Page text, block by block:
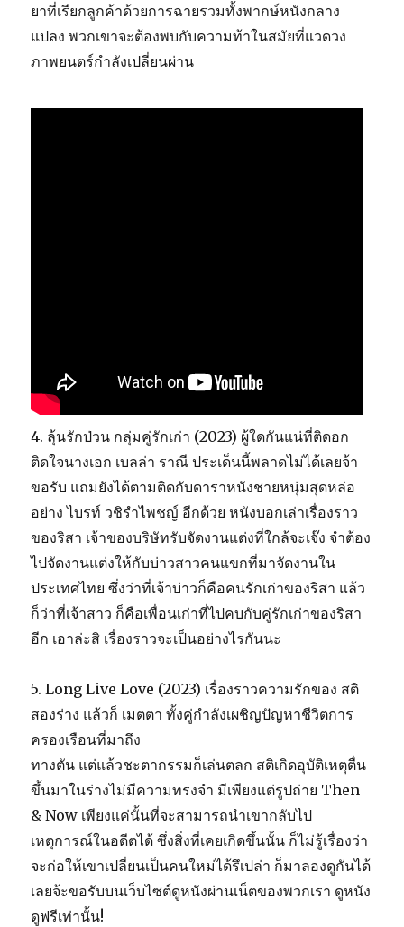
ยาที่เรียกลูกค้าด้วยการฉายรวมทั้งพากษ์หนังกลาง
แปลง พวกเขาจะต้องพบกับความท้าในสมัยที่แวดวง
ภาพยนตร์กำลังเปลี่ยนผ่าน
4. ลุ้นรักป่วน กลุ่มคู่รักเก่า (2023) ผู้ใดกันแน่ที่ติดอก
ติดใจนางเอก เบลล่า ราณี ประเด็นนี้พลาดไม่ได้เลยจ้า
ขอรับ แถมยังได้ตามติดกับดาราหนังชายหนุ่มสุดหล่อ
อย่าง ไบรท์ วชิรำไพชญ์ อีกด้วย หนังบอกเล่าเรื่องราว
ของริสา เจ้าของบริษัทรับจัดงานแต่งที่ใกล้จะเจ๊ง จำต้อง
ไปจัดงานแต่งให้กับบ่าวสาวคนแขกที่มาจัดงานใน
ประเทศไทย ซึ่งว่าที่เจ้าบ่าวก็คือคนรักเก่าของริสา แล้ว
ก็ว่าที่เจ้าสาว ก็คือเพื่อนเก่าที่ไปคบกับคู่รักเก่าของริสา
อีก เอาล่ะสิ เรื่องราวจะเป็นอย่างไรกันนะ
5. Long Live Love (2023) เรื่องราวความรักของ สติ
สองร่าง แล้วก็ เมตตา ทั้งคู่กำลังเผชิญปัญหาชีวิตการ
ครองเรือนที่มาถึง
ทางตัน แต่แล้วชะตากรรมก็เล่นตลก สติเกิดอุบัติเหตุตื่น
ขึ้นมาในร่างไม่มีความทรงจำ มีเพียงแต่รูปถ่าย Then
& Now เพียงแค่นั้นที่จะสามารถนำเขากลับไป
เหตุการณ์ในอดีตได้ ซึ่งสิ่งที่เคยเกิดขึ้นนั้น ก็ไม่รู้เรื่องว่า
จะก่อให้เขาเปลี่ยนเป็นคนใหม่ได้รึเปล่า ก็มาลองดูกันได้
เลยจ้ะขอรับบนเว็บไซต์ดูหนังผ่านเน็ตของพวกเรา ดูหนัง
ดูฟรีเท่านั้น!